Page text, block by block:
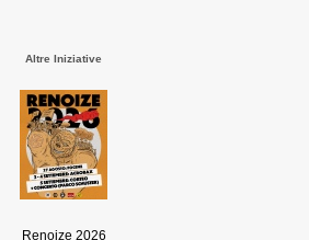
Altre Iniziative
Renoize 2026